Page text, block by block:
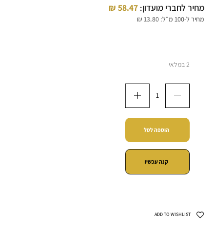
מחיר לחברי מועדון: 58.47
₪
מחיר ל-100 מ״ל: 13.80
₪
2 במלאי
הוספה לסל
קנה עכשיו
ADD TO WISHLIST